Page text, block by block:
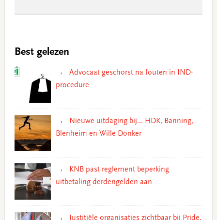
Best gelezen
Advocaat geschorst na fouten in IND-
procedure
Nieuwe uitdaging bij… HDK, Banning,
Blenheim en Wille Donker
KNB past reglement beperking
uitbetaling derdengelden aan
Justitiële organisaties zichtbaar bij Pride,